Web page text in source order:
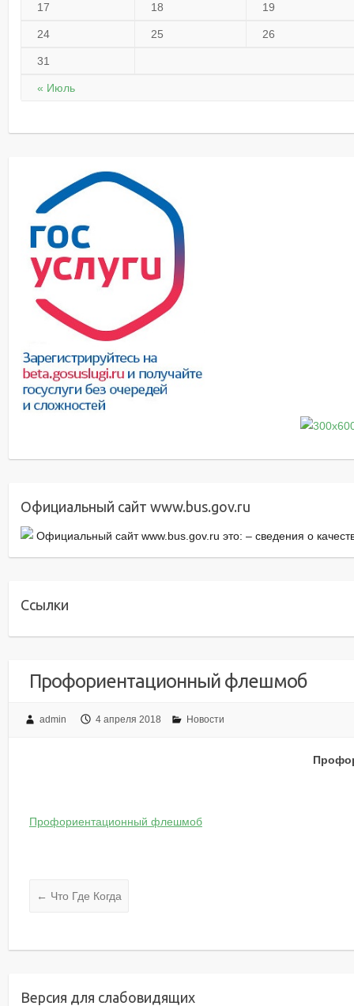
« Июль
17 18 19
24 25 26
31
Официальный сайт www.bus.gov.ru
Официальный сайт www.bus.gov.ru это: – cведения о
Ссылки
Профориентационный флешмоб
admin 4 апреля 2018 Новости
Профориентационный флешмоб
← Что Где Когда
Версия для слабовидящих